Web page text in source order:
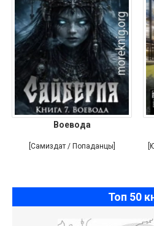
Воевода
[Самиздат / Попаданцы]
Топ 50